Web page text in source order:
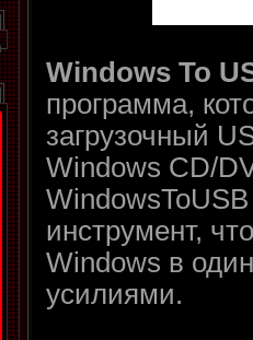
Windows To
программа,
загрузочный
Windows CD/
инструмент,
Windows в
усилиями.